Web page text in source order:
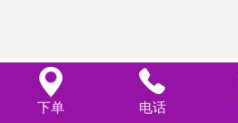

下单

电话